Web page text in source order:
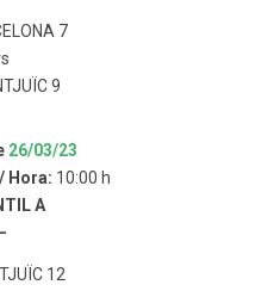
7
9
26/03/23
/ Hora: 10:00 h
A
12